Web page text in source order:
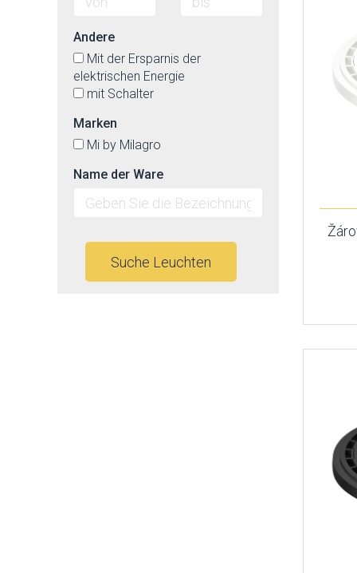
Andere
Mit der Ersparnis der
elektrischen Energie
mit Schalter
Marken
Mi by Milagro
Name der Ware
Suche Leuchten